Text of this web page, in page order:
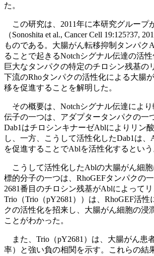
た。
この研究は、2011年に本研究グループ
（Sonoshita et al., Cancer Cell 19:125?37,
ものである。大腸がん転移抑制タンパク
ることで起きるNotchシグナル伝達の活性
巨大なタンパクの特定のチロシン残基の
下流のRhoタンパクの活性化による大腸
移を促進することを解明した。
その概要は、Notchシグナル伝達によ
伝子の一つは、アダプタータンパクの一
Dab1はチロシンキナーゼAblによりリン
し、一方、こうして活性化したDab1は
を促進することでAblを活性化するという
こうして活性化したAblの大腸がん細
標的分子の一つは、RhoGEFタンパクの一
2681番目のチロシン残基がAblによって
Trio（Trio（pY2681））は、RhoGEF活性
クの活性化を招来し、大腸がん細胞の浸
ことがわかった。
また、Trio（pY2681）は、大腸がん患
率）と強い負の相関を示す。これらの結